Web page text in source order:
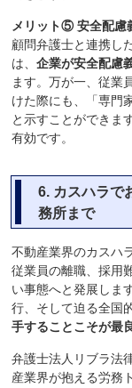
メリット⑤ 安全配慮
顧問弁護士と連携し
は、企業が安全配慮
ます。万が一、従業
けた際にも、「専門
と示すことができま
有効です。
6. カスハラで
務所まで
不動産業界のカスハ
従業員の離職、採用
い事態へと発展しま
行、そして迫る全国
手することこそが最
弁護士法人リブラ法
産業界が抱える労務